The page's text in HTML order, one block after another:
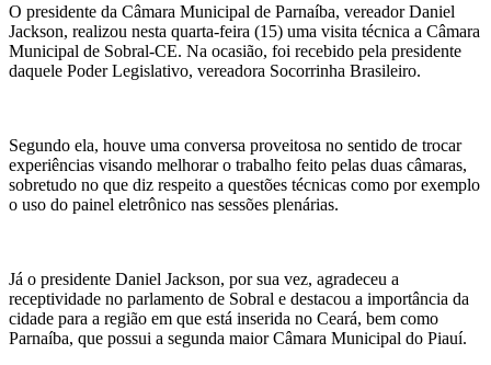
O presidente da Câmara Municipal de Parnaíba, vereador Daniel
Jackson, realizou nesta quarta-feira (15) uma visita técnica a Câmara
Municipal de Sobral-CE. Na ocasião, foi recebido pela presidente
daquele Poder Legislativo, vereadora Socorrinha Brasileiro.
Segundo ela, houve uma conversa proveitosa no sentido de trocar
experiências visando melhorar o trabalho feito pelas duas câmaras,
sobretudo no que diz respeito a questões técnicas como por exemplo
o uso do painel eletrônico nas sessões plenárias.
Já o presidente Daniel Jackson, por sua vez, agradeceu a
receptividade no parlamento de Sobral e destacou a importância da
cidade para a região em que está inserida no Ceará, bem como
Parnaíba, que possui a segunda maior Câmara Municipal do Piauí.